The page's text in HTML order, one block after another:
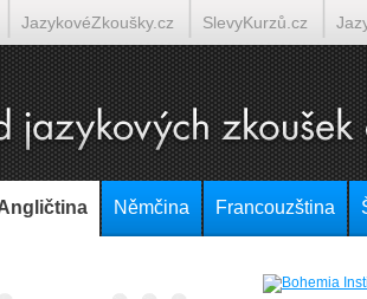
JazykovéZkoušky.cz SlevyKurzů.cz
line Italština on-line Tlumočení-
Němčina Francouzština